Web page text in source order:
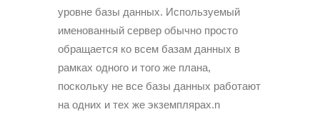
уровне базы данных. Используемый
именованный сервер обычно просто
обращается ко всем базам данных в
рамках одного и того же плана,
поскольку не все базы данных работают
на одних и тех же экземплярах.n